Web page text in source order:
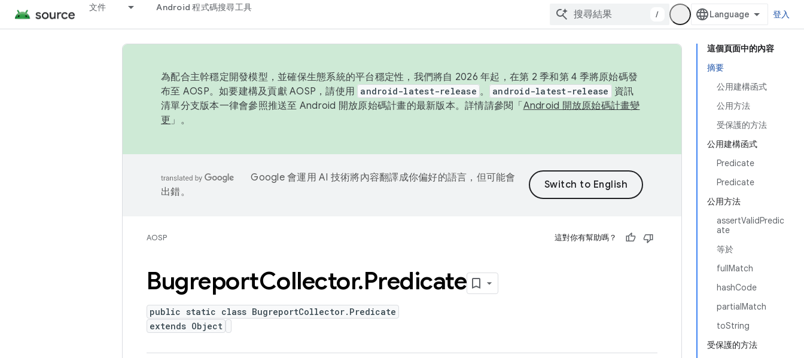
文件 Android 程式碼搜尋工具
/ 登入
這個頁面中的內容
摘要
公用建構函式
公用方法
受保護的方法
公用建構函式
Predicate
Predicate
公用方法
assertValidPredic
ate
等於
fullMatch
hashCode
partialMatch
toString
受保護的方法
為配合主幹穩定開發模型，並確保生態系統的平台穩定性，我們將自 2026 年起，在第 2 季和第 4 季將原始碼發
布至 AOSP。如要建構及貢獻 AOSP，請使用 android-latest-release 。 android-latest-release
資訊
清單分支版本一律會參照推送至 Android 開放原始碼計畫的最新版本。詳情請參閱「 Android 開放原始碼計畫變
更 」。
Google 會運用 AI 技術將內容翻譯成你偏好的語言，但可能會
出錯。
AOSP 這對你有幫助嗎？
BugreportCollector.Predicate
public static class BugreportCollector.Predicate
extends Object